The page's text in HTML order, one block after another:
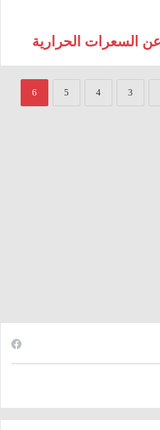
السعرات الحرارية
3
4
5
6